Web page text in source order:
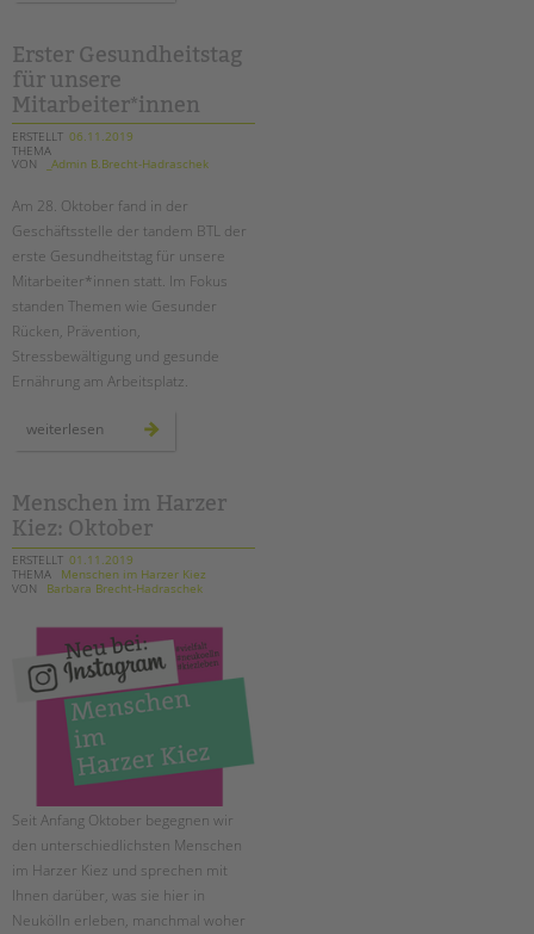
gegen
schuldistanz
Erster Gesundheitstag
für unsere
Mitarbeiter*innen
ERSTELLT 06.11.2019
THEMA
VON
_Admin B.Brecht-Hadraschek
Am 28. Oktober fand in der
Geschäftsstelle der tandem BTL der
erste Gesundheitstag für unsere
Mitarbeiter*innen statt. Im Fokus
standen Themen wie Gesunder
Rücken, Prävention,
Stressbewältigung und gesunde
Ernährung am Arbeitsplatz.
weiterlesen
gesundheitstag
Menschen im Harzer
Kiez: Oktober
ERSTELLT 01.11.2019
THEMA
Menschen im Harzer Kiez
VON
Barbara Brecht-Hadraschek
Seit Anfang Oktober begegnen wir
den unterschiedlichsten Menschen
im Harzer Kiez und sprechen mit
Ihnen darüber, was sie hier in
Neukölln erleben, manchmal woher